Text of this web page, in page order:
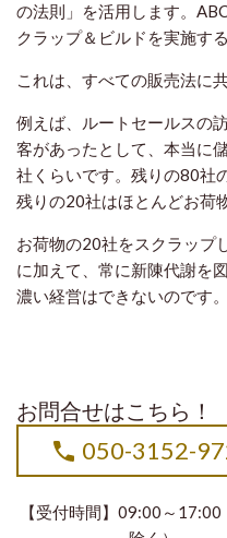
の法則」を活用します。
クラップ＆ビルドを実施する
これは、すべての販売法に共
例えば、ルートセールスの
客があったとして、本当に
社くらいです。残りの80社
残りの20社はほとんどお荷
お荷物の20社をスクラップ
に加えて、常に新陳代謝を
濃い経営はできないのです。
お問合せはこちら！
050-3152-
【受付時間】09:00～17:00